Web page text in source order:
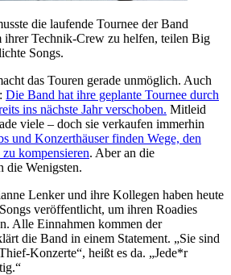
die laufende Tournee der Band
ihrer Technik-Crew zu helfen, teilen Big
Songs.
das Touren gerade unmöglich. Auch
Die Band hat ihre geplante Tournee durch
ins nächste Jahr verschoben. Mitleid
viele – doch sie verkaufen immerhin
und Konzerthäuser finden Wege, den
kompensieren. Aber an die
die Wenigsten.
Lenker und ihre Kollegen haben heute
veröffentlicht, um ihren Roadies
Alle Einnahmen kommen der
die Band in einem Statement. „Sie sind
Konzerte“, heißt es da. „Jede*r